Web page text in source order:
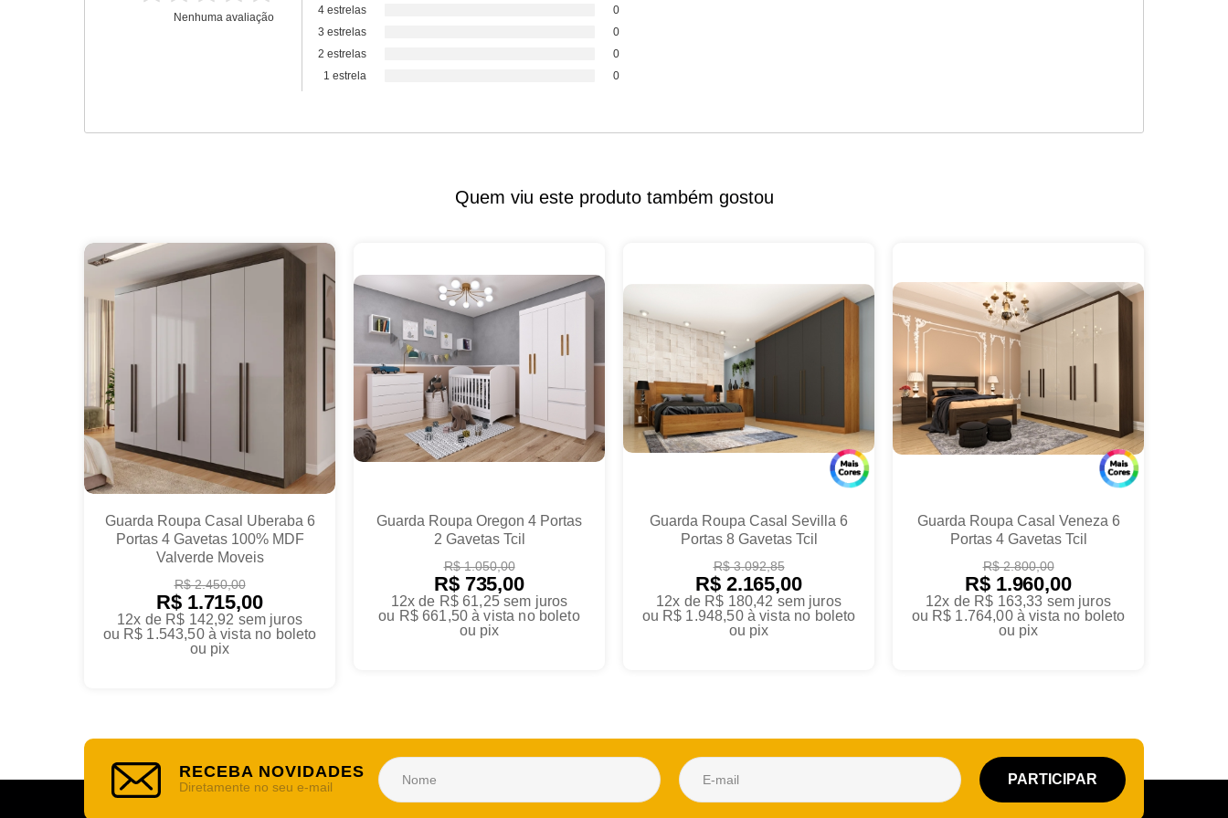
Nenhuma avaliação
4 estrelas
0
3 estrelas
0
2 estrelas
0
1 estrela
0
Quem viu este produto também gostou
Guarda Roupa Casal Uberaba 6
Portas 4 Gavetas 100% MDF
Valverde Moveis
R$ 2.450,00
R$ 1.715,00
12x de R$ 142,92 sem juros
ou R$ 1.543,50à vista no boleto
ou pix
Guarda Roupa Oregon 4 Portas
2 Gavetas Tcil
R$ 1.050,00
R$ 735,00
12x de R$ 61,25 sem juros
ou R$ 661,50 à vista no boleto
ou pix
Guarda Roupa Casal Sevilla 6
Portas 8 Gavetas Tcil
R$ 3.092,85
R$ 2.165,00
12x de R$ 180,42 sem juros
ou R$ 1.948,50à vista no boleto
ou pix
Guarda Roupa Casal Veneza 6
Portas 4 Gavetas Tcil
R$ 2.800,00
R$ 1.960,00
12x de R$ 163,33 sem juros
ou R$ 1.764,00à vista no boleto
ou pix
RECEBA NOVIDADES
Diretamente no seu e-mail